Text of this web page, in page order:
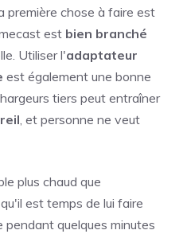
première chose à faire est
est bien branché
Utiliser l'adaptateur
est également une bonne
tiers peut entraîner
, et personne ne veut
plus chaud que
est temps de lui faire
pendant quelques minutes